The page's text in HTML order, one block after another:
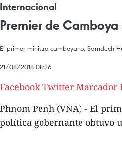
Internacional
Premier de
El primer ministro camboyano, Samdech
21/08/2018 08:26
Facebook Twitter Marcador
Phnom Penh (VNA) - El
política gobernante obtuvo